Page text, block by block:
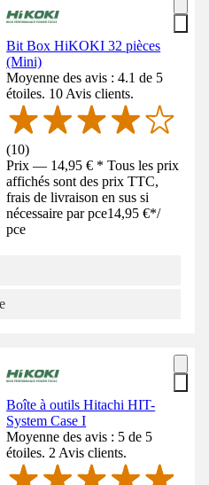
Bit Box HiKOKI 32 pièces
(Mini)
Moyenne des avis : 4.1 de 5
étoiles. 10 Avis clients.
(10)
Prix — 14,95 € * Tous les prix
affichés sont des prix TTC,
frais de livraison en sus si
nécessaire par pce14,95 €*/
pce
Boîte à outils Hitachi HIT-
System Case I
Moyenne des avis : 5 de 5
étoiles. 2 Avis clients.